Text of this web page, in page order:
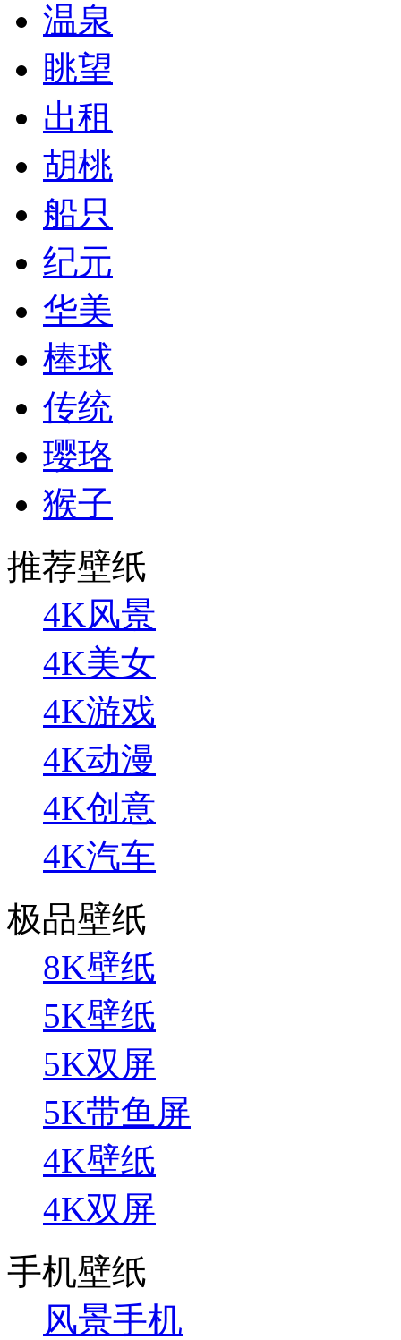
温泉
眺望
出租
胡桃
船只
纪元
华美
棒球
传统
璎珞
猴子
推荐壁纸
4K风景
4K美女
4K游戏
4K动漫
4K创意
4K汽车
极品壁纸
8K壁纸
5K壁纸
5K双屏
5K带鱼屏
4K壁纸
4K双屏
手机壁纸
风景手机